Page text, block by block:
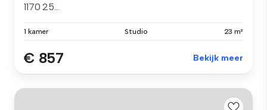
1170 25...
1 kamer Studio 23 m²
€ 857 Bekijk meer